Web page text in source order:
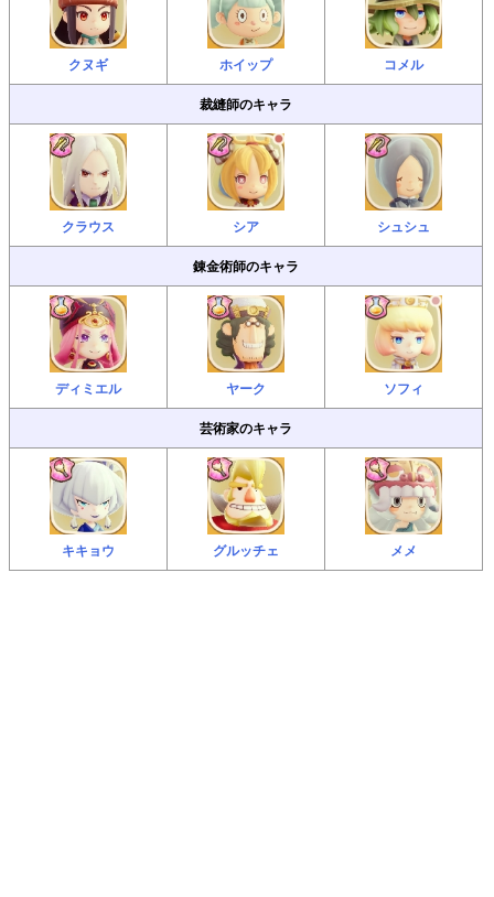
クヌギ ホイップ
コメル
裁縫師のキャラ
クラウス シア
シュシュ
錬金術師のキャラ
ディミエル ヤーク
ソフィ
芸術家のキャラ
キキョウ グルッチェ メメ